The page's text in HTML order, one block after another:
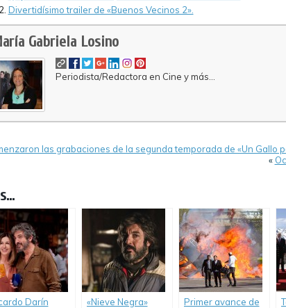
Divertidísimo trailer de «Buenos Vecinos 2».
Gabriela Losino
Periodista/Redactora en Cine y más...
las grabaciones de la segunda temporada de «Un Gallo
«
Darín
«Nieve Negra»
Primer avance de